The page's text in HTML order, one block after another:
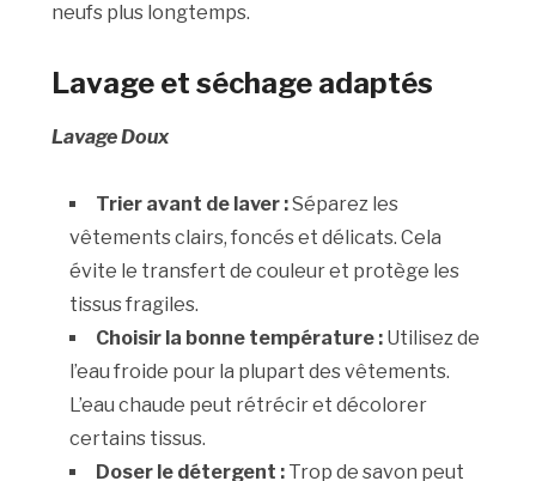
neufs plus longtemps.
Lavage et séchage adaptés
Lavage Doux
Trier avant de laver :Séparez les
vêtements clairs, foncés et délicats. Cela
évite le transfert de couleur et protège les
tissus fragiles.
Choisir la bonne température : Utilisez de
l’eau froide pour la plupart des vêtements.
L’eau chaude peut rétrécir et décolorer
certains tissus.
Doser le détergent : Trop de savon peut